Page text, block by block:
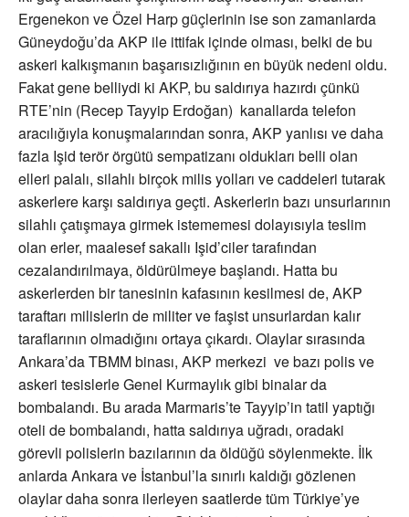
Ergenekon ve Özel Harp güçlerinin ise son zamanlarda
Güneydoğu’da AKP ile ittifak içinde olması, belki de bu
askeri kalkışmanın başarısızlığının en büyük nedeni oldu.
Fakat gene belliydi ki AKP, bu saldırıya hazırdı çünkü
RTE’nin (Recep Tayyip Erdoğan) kanallarda telefon
aracılığıyla konuşmalarından sonra, AKP yanlısı ve daha
fazla Işid terör örgütü sempatizanı oldukları belli olan
elleri palalı, silahlı birçok milis yolları ve caddeleri tutarak
askerlere karşı saldırıya geçti. Askerlerin bazı unsurlarının
silahlı çatışmaya girmek istememesi dolayısıyla teslim
olan erler, maalesef sakallı Işid’ciler tarafından
cezalandırılmaya, öldürülmeye başlandı. Hatta bu
askerlerden bir tanesinin kafasının kesilmesi de, AKP
taraftarı milislerin de militer ve faşist unsurlardan kalır
taraflarının olmadığını ortaya çıkardı. Olaylar sırasında
Ankara’da TBMM binası, AKP merkezi ve bazı polis ve
askeri tesislerle Genel Kurmaylık gibi binalar da
bombalandı. Bu arada Marmaris’te Tayyip’in tatil yaptığı
oteli de bombalandı, hatta saldırıya uğradı, oradaki
görevli polislerin bazılarının da öldüğü söylenmekte. İlk
anlarda Ankara ve İstanbul’la sınırlı kaldığı gözlenen
olaylar daha sonra ilerleyen saatlerde tüm Türkiye’ye